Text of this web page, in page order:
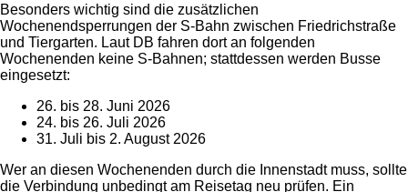
Besonders wichtig sind die zusätzlichen
Wochenendsperrungen der S-Bahn zwischen Friedrichstraße
und Tiergarten. Laut DB fahren dort an folgenden
Wochenenden keine S-Bahnen; stattdessen werden Busse
eingesetzt:
26. bis 28. Juni 2026
24. bis 26. Juli 2026
31. Juli bis 2. August 2026
Wer an diesen Wochenenden durch die Innenstadt muss, sollte
die Verbindung unbedingt am Reisetag neu prüfen. Ein